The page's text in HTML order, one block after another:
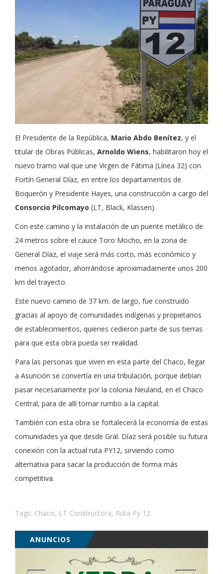
El Presidente de la República, Mario Abdo Benítez, y el
titular de Obras Públicas, Arnoldo Wiens, habilitaron hoy el
nuevo tramo vial que une Virgen de Fátima (Línea 32) con
Fortín General Díaz, en entre los departamentos de
Boquerón y Presidente Hayes, una construcción a cargo del
Consorcio Pilcomayo (LT, Black, Klassen).
Con este camino y la instalación de un puente metálico de
24 metros sobre el cauce Toro Mocho, en la zona de
General Díaz, el viaje será más corto, más económico y
menos agotador, ahorrándose aproximadamente unos 200
km del trayecto.
Este nuevo camino de 37 km. de largo, fue construido
gracias al apoyo de comunidades indígenas y propietarios
de establecimientos, quienes cedieron parte de sus tierras
para que esta obra pueda ser realidad.
Para las personas que viven en esta parte del Chaco, llegar
a Asunción se convertía en una tribulación, porque debían
pasar necesariamente por la colonia Neuland, en el Chaco
Central, para de allí tomar rumbo a la capital.
También con esta obra se fortalecerá la economía de estas
comunidades ya que desde Gral. Díaz será posible su futura
conexión con la actual ruta PY12, sirviendo como
alternativa para sacar la producción de forma más
competitiva.
Tags: Chaco, LT Constructora, Ruta Py 12
ANUNCIOS